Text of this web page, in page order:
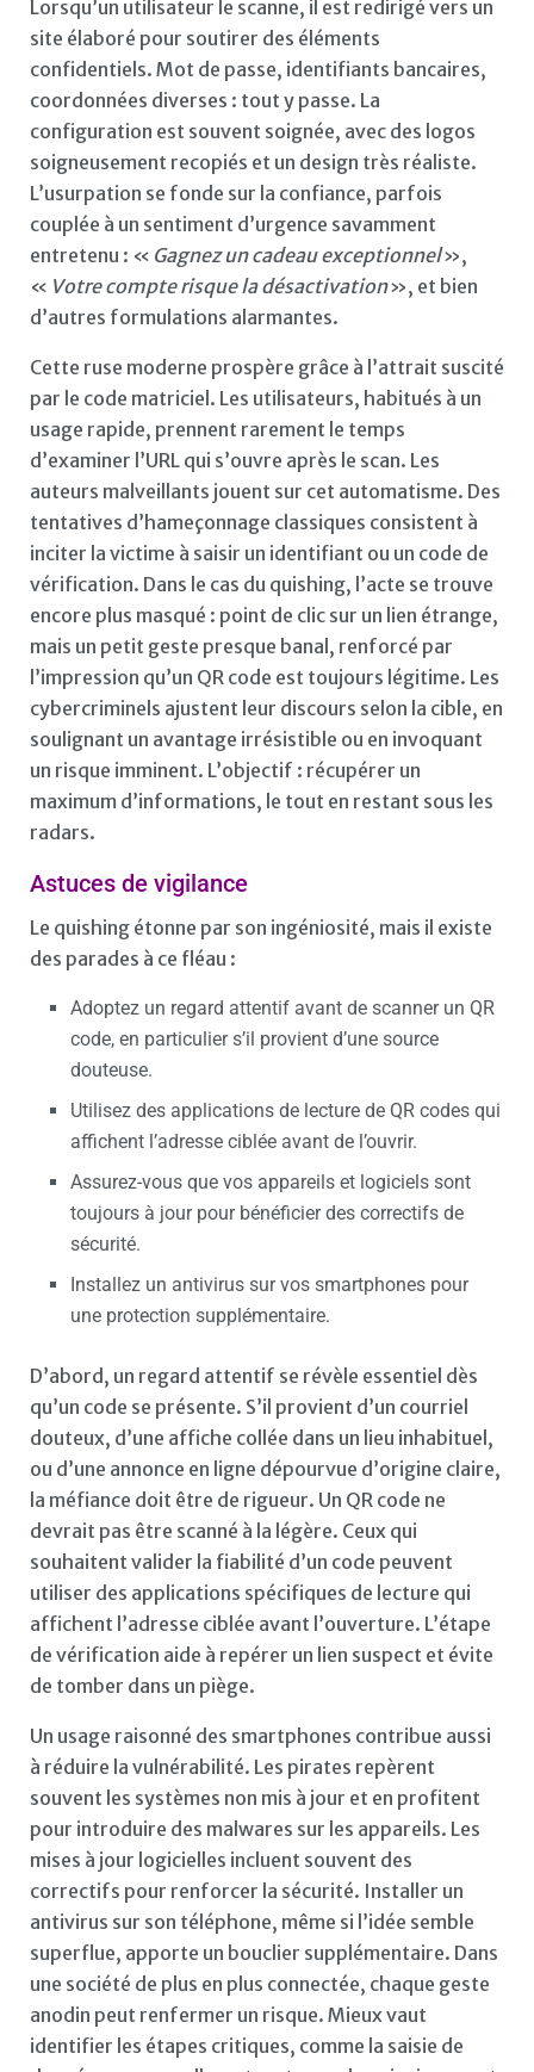
Lorsqu’un utilisateur le scanne, il est redirigé vers un
site élaboré pour soutirer des éléments
confidentiels. Mot de passe, identifiants bancaires,
coordonnées diverses : tout y passe. La
configuration est souvent soignée, avec des logos
soigneusement recopiés et un design très réaliste.
L’usurpation se fonde sur la confiance, parfois
couplée à un sentiment d’urgence savamment
entretenu : « Gagnez un cadeau exceptionnel»,
« Votre compte risque la désactivation», et bien
d’autres formulations alarmantes.
Cette ruse moderne prospère grâce à l’attrait suscité
par le code matriciel. Les utilisateurs, habitués à un
usage rapide, prennent rarement le temps
d’examiner l’URL qui s’ouvre après le scan. Les
auteurs malveillants jouent sur cet automatisme. Des
tentatives d’hameçonnage classiques consistent à
inciter la victime à saisir un identifiant ou un code de
vérification. Dans le cas du quishing, l’acte se trouve
encore plus masqué : point de clic sur un lien étrange,
mais un petit geste presque banal, renforcé par
l’impression qu’un QR code est toujours légitime. Les
cybercriminels ajustent leur discours selon la cible, en
soulignant un avantage irrésistible ou en invoquant
un risque imminent. L’objectif : récupérer un
maximum d’informations, le tout en restant sous les
radars.
Astuces de vigilance
Le quishing étonne par son ingéniosité, mais il existe
des parades à ce fléau :
Adoptez un regard attentif avant de scanner un QR
code, en particulier s’il provient d’une source
douteuse.
Utilisez des applications de lecture de QR codes qui
affichent l’adresse ciblée avant de l’ouvrir.
Assurez-vous que vos appareils et logiciels sont
toujours à jour pour bénéficier des correctifs de
sécurité.
Installez un antivirus sur vos smartphones pour
une protection supplémentaire.
D’abord, un regard attentif se révèle essentiel dès
qu’un code se présente. S’il provient d’un courriel
douteux, d’une affiche collée dans un lieu inhabituel,
ou d’une annonce en ligne dépourvue d’origine claire,
la méfiance doit être de rigueur. Un QR code ne
devrait pas être scanné à la légère. Ceux qui
souhaitent valider la fiabilité d’un code peuvent
utiliser des applications spécifiques de lecture qui
affichent l’adresse ciblée avant l’ouverture. L’étape
de vérification aide à repérer un lien suspect et évite
de tomber dans un piège.
Un usage raisonné des smartphones contribue aussi
à réduire la vulnérabilité. Les pirates repèrent
souvent les systèmes non mis à jour et en profitent
pour introduire des malwares sur les appareils. Les
mises à jour logicielles incluent souvent des
correctifs pour renforcer la sécurité. Installer un
antivirus sur son téléphone, même si l’idée semble
superflue, apporte un bouclier supplémentaire. Dans
une société de plus en plus connectée, chaque geste
anodin peut renfermer un risque. Mieux vaut
identifier les étapes critiques, comme la saisie de